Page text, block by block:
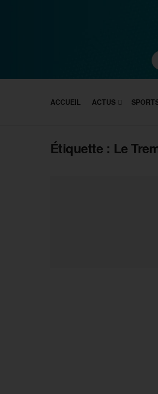
ACCUEIL ACTUS
Étiquette : Le